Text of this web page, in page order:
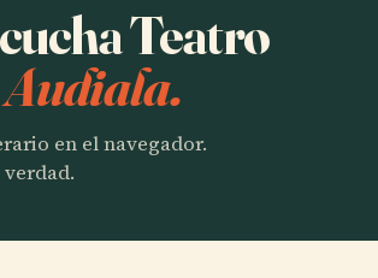
Teatro
en el navegador.